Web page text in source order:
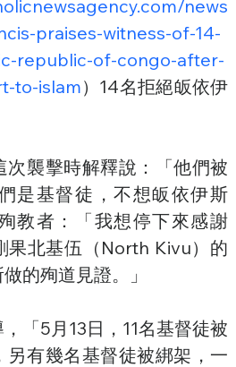
news
praises-witness-of-14-
republic-of-congo-after-
to-islam）14名拒絕皈依伊
次襲擊時解釋說：「他們被
是基督徒，不想皈依伊斯
教者：「我想停下來感謝
果北基伍（North Kivu）的
的殉道見證。」
「5月13日，11名基督徒被
另有幾名基督徒被綁架，一